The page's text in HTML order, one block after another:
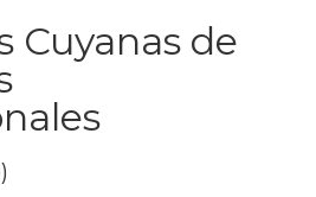
Cuyanas de